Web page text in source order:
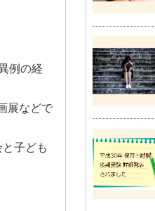
例の経
展などで
子ども